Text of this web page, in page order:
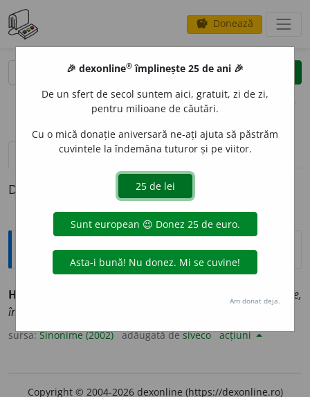
savings Donează
clear
opțiuni
definiții (1) pronunțievolume_up (50)
Definiția cu ID-ul 186727:
Sinonime
HO
ajunge, atât, basta, destul, gata, isprăvește,
încetează, punct, sfârșește, stai, stop, termină.
sursa:Sinonime (2002) adăugată desiveco acțiuni
Copyright © 2004-2026 dexonline (https://dexonline.ro)
🎉 dexonline® împlinește 25 de ani 🎉
De un sfert de secol suntem aici, gratuit, zi de zi,
pentru milioane de căutări.
Cu o mică donație aniversară ne-ați ajuta să păstrăm
cuvintele la îndemâna tuturor și pe viitor.
Am donat deja.